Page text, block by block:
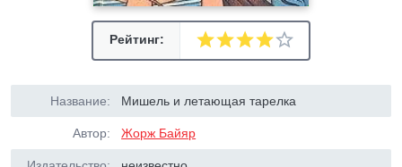
Рейтинг:
Название: Мишель и летающая тарелка
Автор: Жорж Байяр